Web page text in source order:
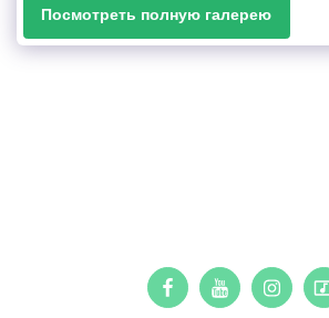
Посмотреть полную галерею